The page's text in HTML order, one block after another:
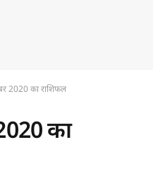
2020 का राशिफल
का